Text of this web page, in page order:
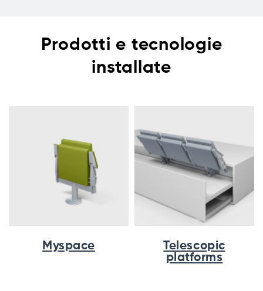
Prodotti e tecnologie
installate
Myspace
Telescopic
platforms